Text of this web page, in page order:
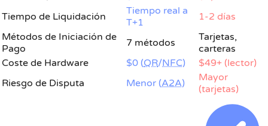
Tiempo de Liquidación
Tiempo real a
T+1
1-2 días
Métodos de Iniciación de
Pago
7 métodos
Tarjetas,
carteras
Coste de Hardware
$0 (QR/NFC)
$49+ (lector)
Riesgo de Disputa
Menor (A2A)
Mayor
(tarjetas)